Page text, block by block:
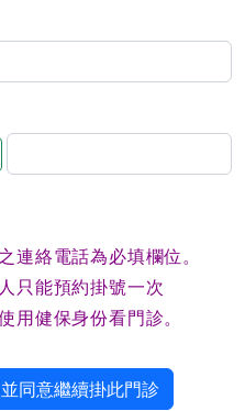
連絡電話為必填欄位。
只能預約掛號一次
用健保身份看門診。
同意繼續掛此門診